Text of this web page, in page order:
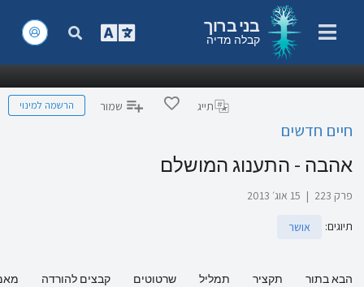
בני ברוך
קבלה מדיה
תייג שמור הרשמה למינוי
חיים חדשים
אהבה - התענוג המושלם
פרק 223 | 15 אוג׳ 2013
תיוגים: אושר
הבא בתור תקציר תמליל שרטוטים קבצים להורדה